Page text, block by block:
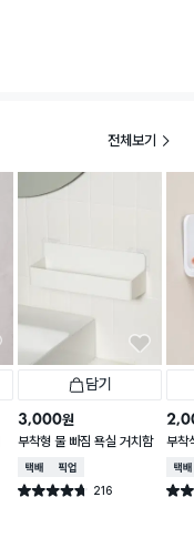
전체보기
담기
3,000원
부착형 물 빠짐 욕실 거치함
택배배송매장픽업
별점 4.7점 216
건 작성
부착
택배
별점